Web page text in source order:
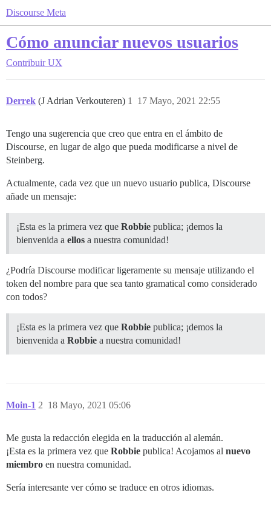
Discourse Meta
Cómo anunciar nuevos usuarios
Contribuir UX
Derrek (J Adrian Verkouteren) 17 Mayo, 2021 22:55
1
Tengo una sugerencia que creo que entra en el ámbito de
Discourse, en lugar de algo que pueda modificarse a nivel de
Steinberg.
Actualmente, cada vez que un nuevo usuario publica, Discourse
añade un mensaje:
¡Esta es la primera vez que Robbie publica; ¡demos la
bienvenida a ellos a nuestra comunidad!
¿Podría Discourse modificar ligeramente su mensaje utilizando el
token del nombre para que sea tanto gramatical como considerado
con todos?
¡Esta es la primera vez que Robbie publica; ¡demos la
bienvenida a Robbie a nuestra comunidad!
Moin-1 18 Mayo, 2021 05:06
2
Me gusta la redacción elegida en la traducción al alemán.
¡Esta es la primera vez que Robbie publica! Acojamos al nuevo
miembro en nuestra comunidad.
Sería interesante ver cómo se traduce en otros idiomas.